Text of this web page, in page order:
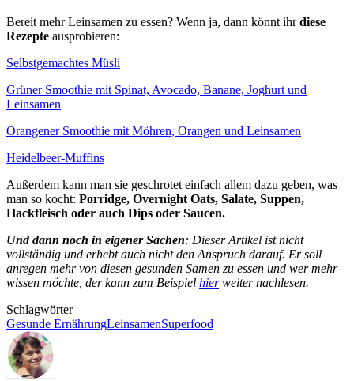
Bereit mehr Leinsamen zu essen? Wenn ja, dann könnt ihrdiese
Rezepte ausprobieren:
Selbstgemachtes Müsli
Grüner Smoothie mit Spinat, Avocado, Banane, Joghurt und
Leinsamen
Orangener Smoothie mit Möhren, Orangen und Leinsamen
Heidelbeer-Muffins
Außerdem kann man sie geschrotet einfach allem dazu geben, was
man so kocht: Porridge, Overnight Oats, Salate, Suppen,
Hackfleisch oder auch Dips oder Saucen.
Und dann noch in eigener Sachen: Dieser Artikel ist nicht
vollständig und erhebt auch nicht den Anspruch darauf. Er soll
anregen mehr von diesen gesunden Samen zu essen und wer mehr
wissen möchte, der kann zum Beispiel hierweiter nachlesen.
Schlagwörter
Gesunde ErnährungLeinsamenSuperfood